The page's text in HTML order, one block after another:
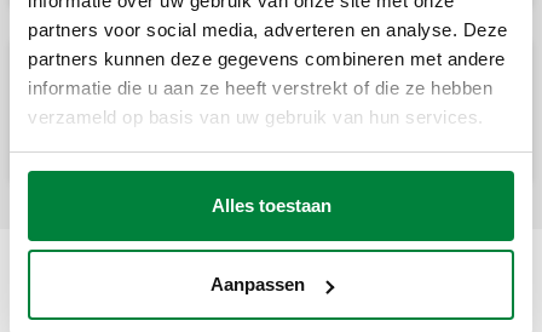
partners voor social media, adverteren en analyse. Deze
partners kunnen deze gegevens combineren met andere
informatie die u aan ze heeft verstrekt of die ze hebben
verzameld op basis van uw gebruik van hun services.
Alles toestaan
Aanpassen
Strangregelventiel voor hydraulische
systemen.